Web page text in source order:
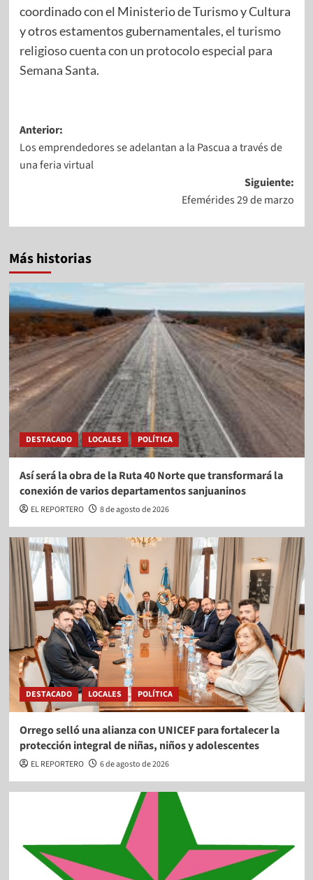
coordinado con el Ministerio de Turismo y Cultura
y otros estamentos gubernamentales,el turismo
religioso cuenta con un protocolo especial para
Semana Santa.
Anterior:
Los emprendedores se adelantan a la Pascua a través de
una feria virtual
Siguiente:
Efemérides 29 de marzo
Más historias
DESTACADO LOCALES POLÍTICA
Así será la obra de la Ruta 40 Norte que transformará la
conexión de varios departamentos sanjuaninos
EL REPORTERO 8 de agosto de 2026
DESTACADO LOCALES POLÍTICA
Orrego selló una alianza con UNICEF para fortalecer la
protección integral de niñas, niños y adolescentes
EL REPORTERO 6 de agosto de 2026